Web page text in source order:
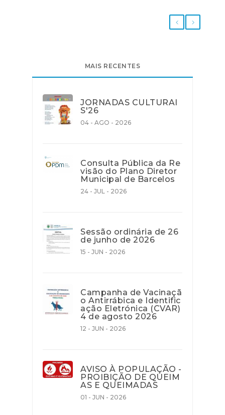
MAIS RECENTES
JORNADAS CULTURAI
S'26
04 - AGO - 2026
Consulta Pública da Re
visão do Plano Diretor
Municipal de Barcelos
24 - JUL - 2026
Sessão ordinária de 26
de junho de 2026
15 - JUN - 2026
Campanha de Vacinaçã
o Antirrábica e Identific
ação Eletrónica (CVAR)
4 de agosto 2026
12 - JUN - 2026
AVISO À POPULAÇÃO -
PROIBIÇÃO DE QUEIM
AS E QUEIMADAS
01 - JUN - 2026